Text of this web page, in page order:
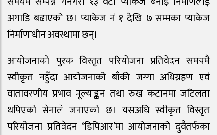
अगाडि बढाएको छ। प्याकेज नं १ देखि ७ सम्मका प्याकेज
निर्माणाधीन अवस्थामा छन्।
आयोजनाको पुरक विस्तृत परियोजना प्रतिवेदन समयमै
स्वीकृत नहुँदा आयोजनाको बाँकी जग्गा अधिग्रहण एवं
वातावरणीय प्रभाव मूल्याङ्कन तथा रुख कटानमा जटिलता
थपिएको सेनाले जनाएको छ। यसअघि स्वीकृत विस्तृत
परियोजना प्रतिवेदन ‘डिपिआर’मा आयोजनाको दुवैतर्फका